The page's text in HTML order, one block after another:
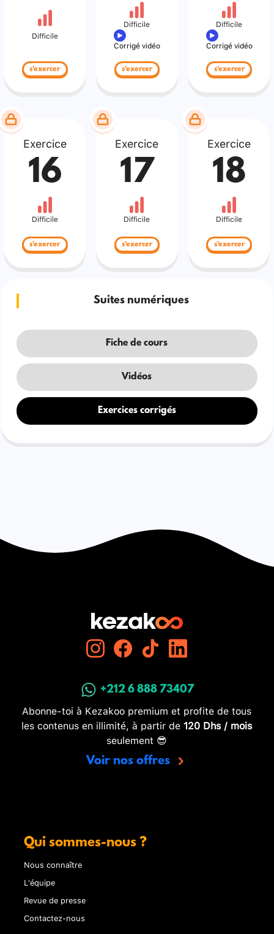
Difficile
s'exercer
Difficile
Corrigé vidéo
s'exercer
Difficile
Corrigé vidéo
s'exercer
Exercice
16
Difficile
s'exercer
Exercice
17
Difficile
s'exercer
Exercice
18
Difficile
s'exercer
Suites numériques
Fiche de cours
Vidéos
Exercices corrigés
+212 6 888 73407
Abonne-toi à Kezakoo premium et profite de tous
les contenus en illimité, à partir de 120 Dhs / mois
seulement 😎
Voir nos offres
Qui sommes-nous ?
Nous connaître
L'équipe
Revue de presse
Contactez-nous